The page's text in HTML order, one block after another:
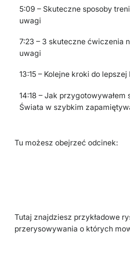
5:09 – Skuteczne sposoby
uwagi
7:23 – 3 skuteczne ćwiczenia
uwagi
13:15 – Kolejne kroki do
14:18 – Jak przygotowywałem
Świata w szybkim
Tu możesz obejrzeć odcinek:
Tutaj znajdziesz przykładowe
przerysowywania o których